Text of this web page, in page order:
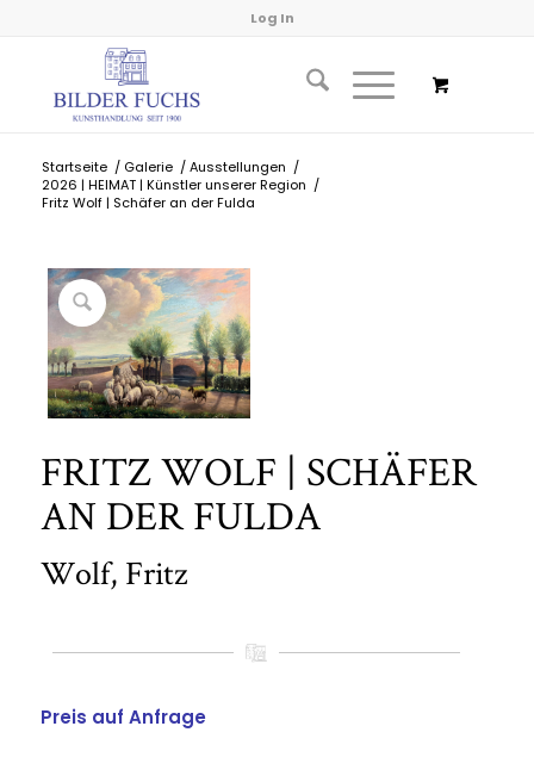
Log In
Startseite / Galerie / Ausstellungen /
2026 | HEIMAT | Künstler unserer Region /
Fritz Wolf | Schäfer an der Fulda
FRITZ WOLF | SCHÄFER
AN DER FULDA
Wolf, Fritz
Preis auf Anfrage